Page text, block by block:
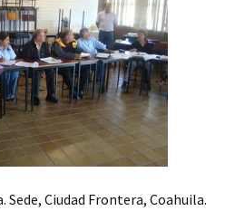
Ciudad Frontera, Coahuila.